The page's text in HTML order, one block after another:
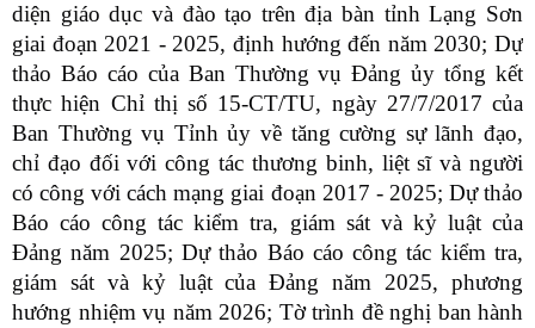
diện giáo dục và đào tạo trên địa bàn tỉnh Lạng Sơn
giai đoạn 2021 - 2025, định hướng đến năm 2030; Dự
thảo Báo cáo của Ban Thường vụ Đảng ủy tổng kết
thực hiện Chỉ thị số 15-CT/TU, ngày 27/7/2017 của
Ban Thường vụ Tỉnh ủy về tăng cường sự lãnh đạo,
chỉ đạo đối với công tác thương binh, liệt sĩ và người
có công với cách mạng giai đoạn 2017 - 2025; Dự thảo
Báo cáo công tác kiểm tra, giám sát và kỷ luật của
Đảng năm 2025; Dự thảo Báo cáo công tác kiểm tra,
giám sát và kỷ luật của Đảng năm 2025, phương
hướng nhiệm vụ năm 2026; Tờ trình đề nghị ban hành